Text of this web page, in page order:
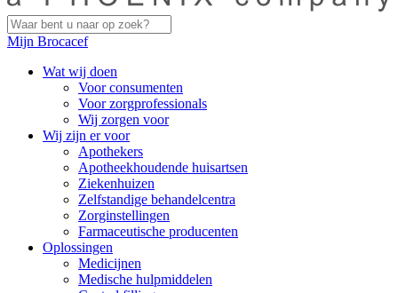
Mijn Brocacef
Wat wij doen
Voor consumenten
Voor zorgprofessionals
Wij zorgen voor
Wij zijn er voor
Apothekers
Apotheekhoudende huisartsen
Ziekenhuizen
Zelfstandige behandelcentra
Zorginstellingen
Farmaceutische producenten
Oplossingen
Medicijnen
Medische hulpmiddelen